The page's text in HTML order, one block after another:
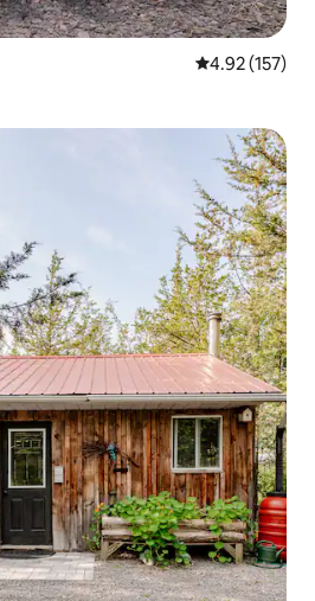
從 157 則評價
4.92 (157)